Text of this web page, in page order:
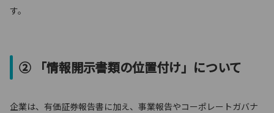
す。
② 「情報開示書類の位置付け」について
企業は、有価証券報告書に加え、事業報告やコーポレートガバナ